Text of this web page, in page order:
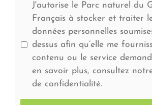
J'autorise le Parc naturel du
Français à stocker et traiter
données personnelles
dessus afin qu’elle me
contenu ou le service
en savoir plus, consultez
de confidentialité.